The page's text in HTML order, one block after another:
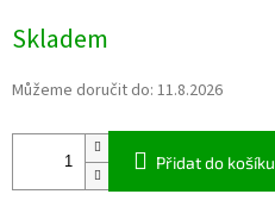
cena:
Skladem
Můžeme doručit do: 11.8.2026
Přidat do košíku